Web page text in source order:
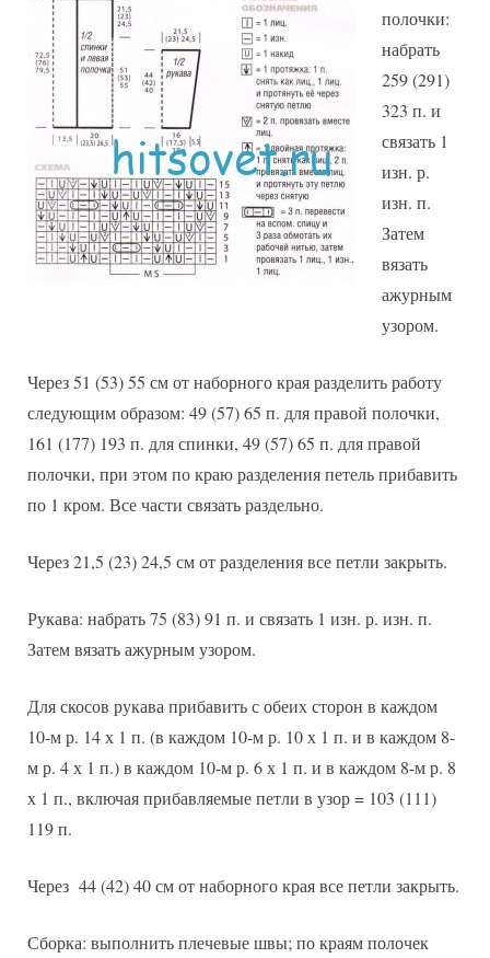
полочки:
набрать
259 (291)
323 п. и
связать 1
изн. р.
изн. п.
Затем
вязать
ажурным
узором.
Через 51 (53) 55 см от наборного края разделить работу
следующим образом: 49 (57) 65 п. для правой полочки,
161 (177) 193 п. для спинки, 49 (57) 65 п. для правой
полочки, при этом по краю разделения петель прибавить
по 1 кром. Все части связать раздельно.
Через 21,5 (23) 24,5 см от разделения все петли закрыть.
Рукава: набрать 75 (83) 91 п. и связать 1 изн. р. изн. п.
Затем вязать ажурным узором.
Для скосов рукава прибавить с обеих сторон в каждом
10-м р. 14 х 1 п. (в каждом 10-м р. 10 х 1 п. и в каждом 8-
м р. 4 х 1 п.) в каждом 10-м р. 6 х 1 п. и в каждом 8-м р. 8
х 1 п., включая прибавляемые петли в узор = 103 (111)
119 п.
Через 44 (42) 40 см от наборного края все петли закрыть.
Сборка: выполнить плечевые швы; по краям полочек